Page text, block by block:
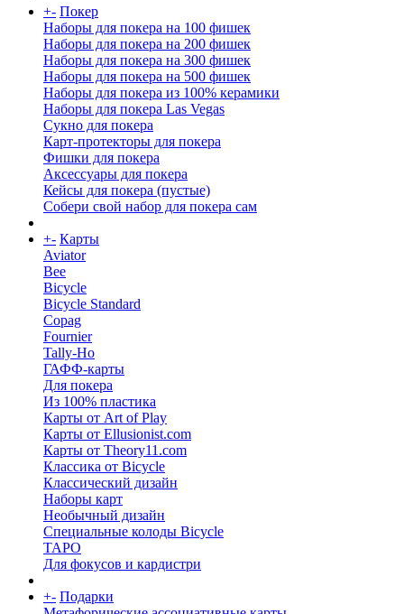
+- Покер
Наборы для покера на 100 фишек
Наборы для покера на 200 фишек
Наборы для покера на 300 фишек
Наборы для покера на 500 фишек
Наборы для покера из 100% керамики
Наборы для покера Las Vegas
Сукно для покера
Карт-протекторы для покера
Фишки для покера
Аксессуары для покера
Кейсы для покера (пустые)
Собери свой набор для покера сам
+- Карты
Aviator
Bee
Bicycle
Bicycle Standard
Copag
Fournier
Tally-Ho
ГАФФ-карты
Для покера
Из 100% пластика
Карты от Art of Play
Карты от Ellusionist.com
Карты от Theory11.com
Классика от Bicycle
Классический дизайн
Наборы карт
Необычный дизайн
Специальные колоды Bicycle
ТАРО
Для фокусов и кардистри
+- Подарки